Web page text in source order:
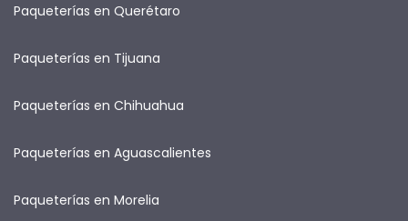
Paqueterías en Querétaro
Paqueterías en Tijuana
Paqueterías en Chihuahua
Paqueterías en Aguascalientes
Paqueterías en Morelia